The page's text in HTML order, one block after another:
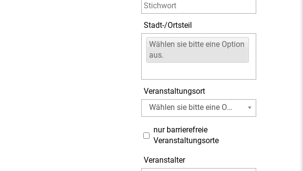
Stadt-/Ortsteil
Wählen sie bitte eine Option
aus.
Veranstaltungsort
Wählen sie bitte eine Option aus.
Veranstalter
nur barrierefreie
Veranstaltungsorte